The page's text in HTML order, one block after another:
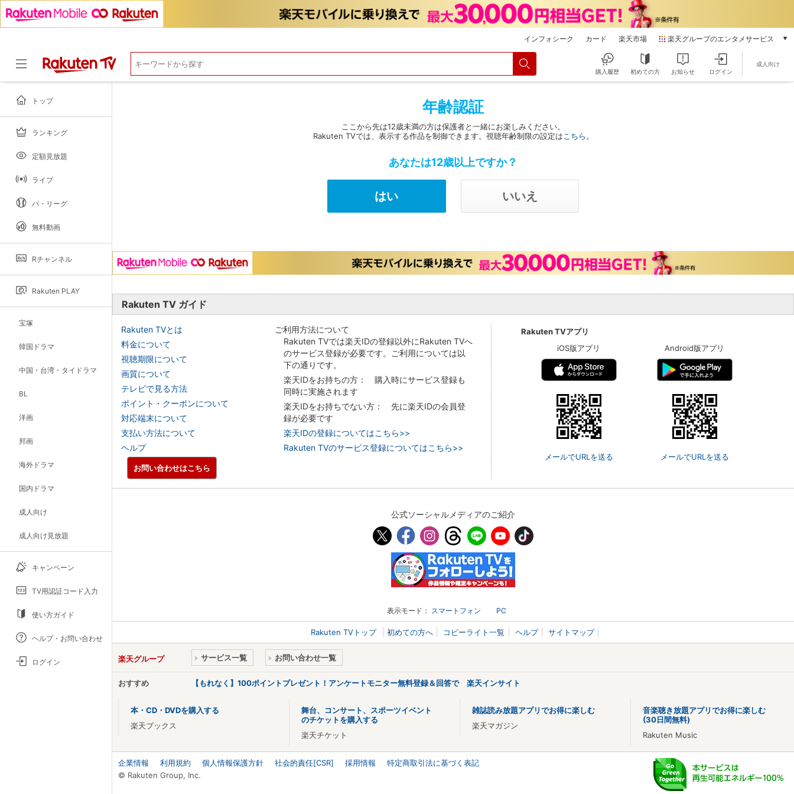
インフォシーク カード 楽天市場 楽天グループのエンタメサービス
本/ゲーム/CD/DVD
動画配信
楽天チケット
推し楽
購入履歴 初めての方 お知らせ ログイン
成人向け
トップ
ランキング
定額見放題
ライブ
パ・リーグ
無料動画
Rチャンネル
Rakuten PLAY
宝塚
韓国ドラマ
中国・台湾・タイドラマ
BL
洋画
邦画
海外ドラマ
国内ドラマ
成人向け
成人向け見放題
キャンペーン
TV用認証コード入力
使い方ガイド
ヘルプ・お問い合わせ
ログイン
年齢認証
ここから先は12歳未満の方は保護者と一緒にお楽しみください。
Rakuten TVでは、表示する作品を制御できます。視聴年齢制限の設定は こちら 。
あなたは12歳以上ですか？
Rakuten TV ガイド
Rakuten TVとは
料金について
視聴期限について
画質について
テレビで見る方法
ポイント・クーポンについて
対応端末について
支払い方法について
ヘルプ
ご利用方法について
Rakuten TVでは楽天IDの登録以外にRakuten TVへ
のサービス登録が必要です。ご利用については以
下の通りです。
楽天IDをお持ちの方： 購入時にサービス登録も
同時に実施されます
楽天IDをお持ちでない方： 先に楽天IDの会員登
録が必要です
楽天IDの登録についてはこちら>>
Rakuten TVのサービス登録についてはこちら>>
Rakuten TVアプリ
iOS版アプリ
メールでURLを送る
Android版アプリ
メールでURLを送る
お問い合わせはこちら
公式ソーシャルメディアのご紹介
表示モード： スマートフォン PC
Rakuten TVトップ 初めての方へ コピーライト一覧 ヘルプ サイトマップ
楽天グループ サービス一覧 お問い合わせ一覧
おすすめ 【もれなく】100ポイントプレゼント！アンケートモニター無料登録＆回答で 楽天インサイト
本・CD・DVDを購入する
楽天ブックス
舞台、コンサート、スポーツイベント
のチケットを購入する
楽天チケット
雑誌読み放題アプリでお得に楽しむ
楽天マガジン
音楽聴き放題アプリでお得に楽しむ
(30日間無料)
Rakuten Music
企業情報 利用規約 個人情報保護方針 社会的責任[CSR] 採用情報
特定商取引法に基づく表記
© Rakuten Group, Inc.